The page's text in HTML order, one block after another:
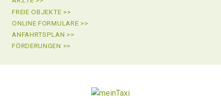
FREIE OBJEKTE >>
ONLINE FORMULARE >>
ANFAHRTSPLAN >>
FÖRDERUNGEN >>